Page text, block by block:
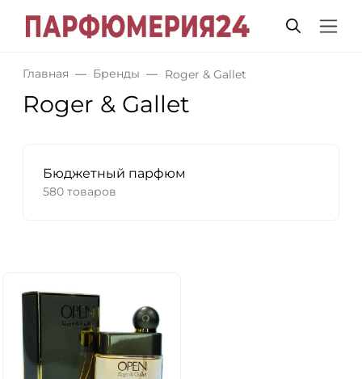
Главная Бренды Roger & Gallet
Roger & Gallet
Бюджетный парфюм
580 товаров